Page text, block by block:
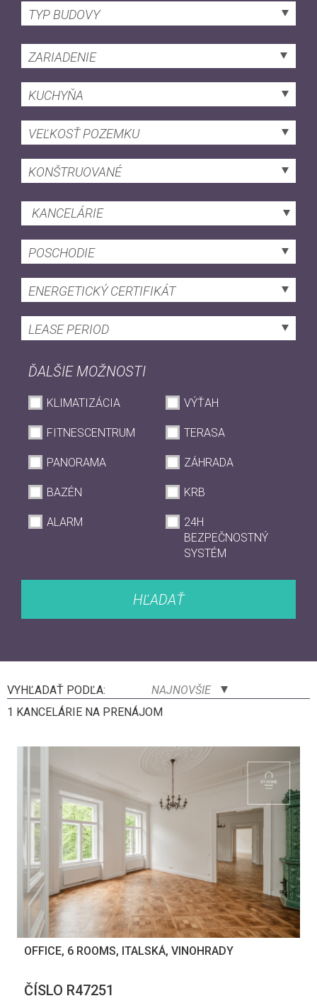
TYP BUDOVY
ZARIADENIE
KUCHYŇA
VEĽKOSŤ POZEMKU
KONŠTRUOVANÉ
KANCELÁRIE
POSCHODIE
ENERGETICKÝ CERTIFIKÁT
LEASE PERIOD
ĎALŠIE MOŽNOSTI
KLIMATIZÁCIA VÝŤAH
FITNESCENTRUM TERASA
PANORAMA ZÁHRADA
BAZÉN KRB
ALARM
24H
BEZPEČNOSTNÝ
SYSTÉM
HĽADAŤ
VYHĽADAŤ PODĽA:
NAJNOVŠIE
1 KANCELÁRIE NA PRENÁJOM
OFFICE, 6 ROOMS, ITALSKÁ, VINOHRADY
ČÍSLO R47251